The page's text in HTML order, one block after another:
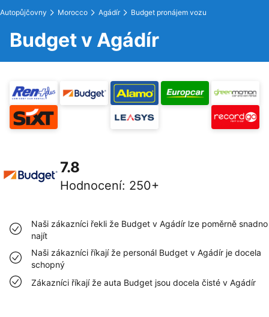
Autopůjčovny Morocco Agádír Budget pronájem vozu
Budget v Agádír
7.8
Hodnocení: 250+
Naši zákazníci řekli že Budget v Agádír lze poměrně snadno
najít
Naši zákazníci říkají že personál Budget v Agádír je docela
schopný
Zákazníci říkají že auta Budget jsou docela čisté v Agádír